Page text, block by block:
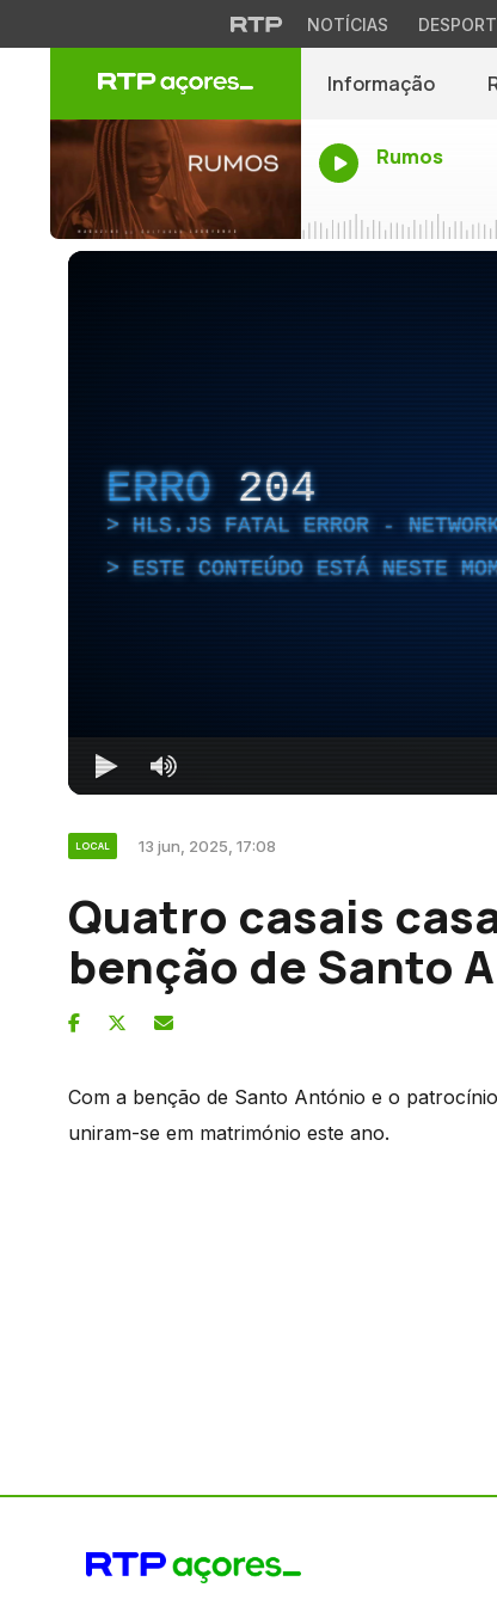
NOTÍCIAS
Informação
Rumos
ERRO 204
HLS.JS FATAL ERROR -
ESTE CONTEÚDO ESTÁ NESTE
LOCAL 13 jun, 2025, 17:08
Quatro casais
benção de Santo
Com a benção de Santo António e o
uniram-se em matrimónio este ano.